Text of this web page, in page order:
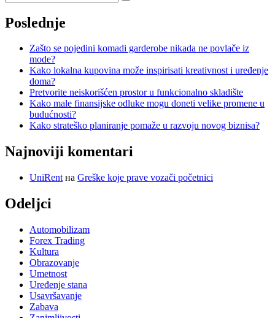
Poslednje
Zašto se pojedini komadi garderobe nikada ne povlače iz
mode?
Kako lokalna kupovina može inspirisati kreativnost i uređenje
doma?
Pretvorite neiskorišćen prostor u funkcionalno skladište
Kako male finansijske odluke mogu doneti velike promene u
budućnosti?
Kako strateško planiranje pomaže u razvoju novog biznisa?
Najnoviji komentari
UniRent на Greške koje prave vozači početnici
Odeljci
Automobilizam
Forex Trading
Kultura
Obrazovanje
Umetnost
Uređenje stana
Usavršavanje
Zabava